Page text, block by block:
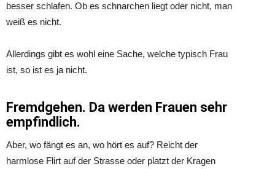
besser schlafen. Ob es schnarchen liegt oder nicht, man
weiß es nicht.
Allerdings gibt es wohl eine Sache, welche typisch Frau
ist, so ist es ja nicht.
Fremdgehen. Da werden Frauen sehr
empfindlich.
Aber, wo fängt es an, wo hört es auf? Reicht der
harmlose Flirt auf der Strasse oder platzt der Kragen